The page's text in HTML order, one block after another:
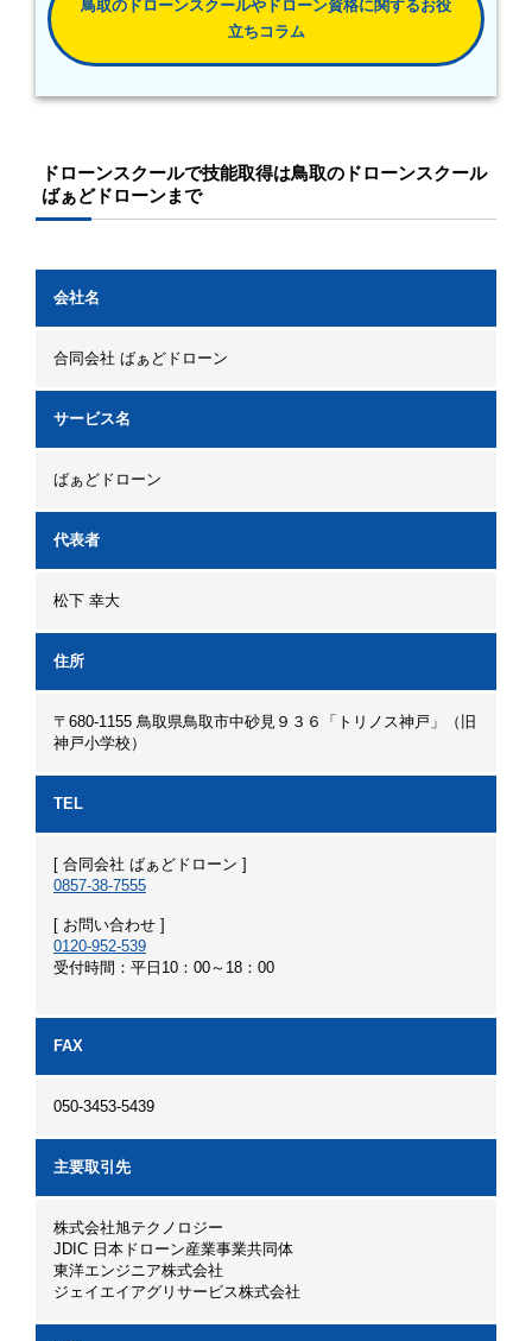
鳥取のドローンスクールやドローン資格に関するお役
立ちコラム
ドローンスクールで技能取得は鳥取のドローンスクール
ばぁどドローンまで
会社名
合同会社 ばぁどドローン
サービス名
ばぁどドローン
代表者
松下 幸大
住所
〒680-1155 鳥取県鳥取市中砂見９３６「トリノス神戸」（旧
神戸小学校）
TEL
[ 合同会社 ばぁどドローン ]
0857-38-7555
[ お問い合わせ ]
0120-952-539
受付時間：平日10：00～18：00
FAX
050-3453-5439
主要取引先
株式会社旭テクノロジー
JDIC 日本ドローン産業事業共同体
東洋エンジニア株式会社
ジェイエイアグリサービス株式会社